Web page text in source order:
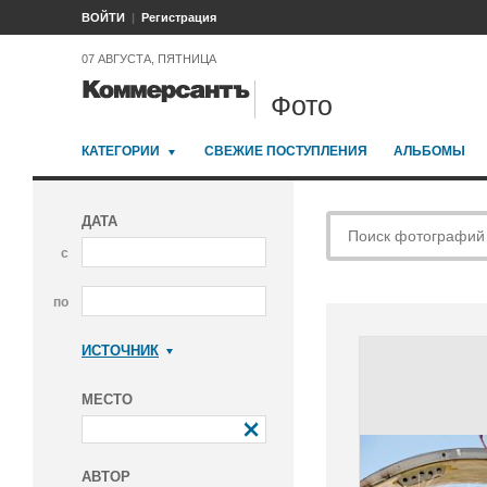
ВОЙТИ Регистрация
07 АВГУСТА, ПЯТНИЦА
Фото
КАТЕГОРИИ СВЕЖИЕ ПОСТУПЛЕНИЯ АЛЬБОМЫ
ДАТА
с
по
ИСТОЧНИК
МЕСТО
АВТОР